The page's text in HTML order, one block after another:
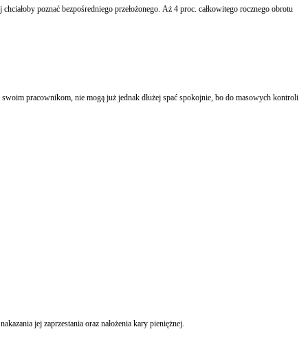
poznać bezpośredniego przełożonego. Aż 4 proc. całkowitego rocznego obrotu
pracownikom, nie mogą już jednak dłużej spać spokojnie, bo do masowych kontroli
naruszenia zakazu prowadzenia reklamy apteki i nakazania jej zaprzestania oraz nałożenia kary pieniężnej.